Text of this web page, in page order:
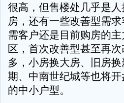
很高，但售楼处几乎是
房，还有一些改善型需
需客户还是目前购房的
区，首次改善型甚至再
多，小房换大房、旧房
期、中南世纪城等也将
的中小户型。